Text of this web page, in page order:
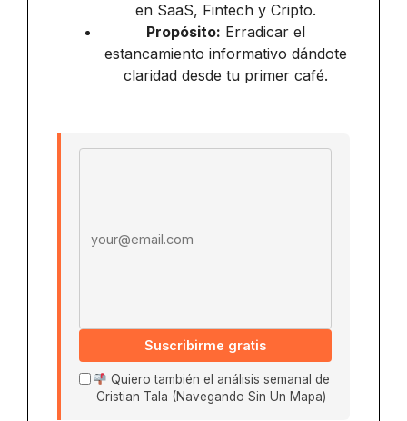
en SaaS, Fintech y Cripto.
Propósito: Erradicar el
estancamiento informativo dándote
claridad desde tu primer café.
Suscribirme gratis
Quiero también el análisis semanal de
Cristian Tala (Navegando Sin Un Mapa)